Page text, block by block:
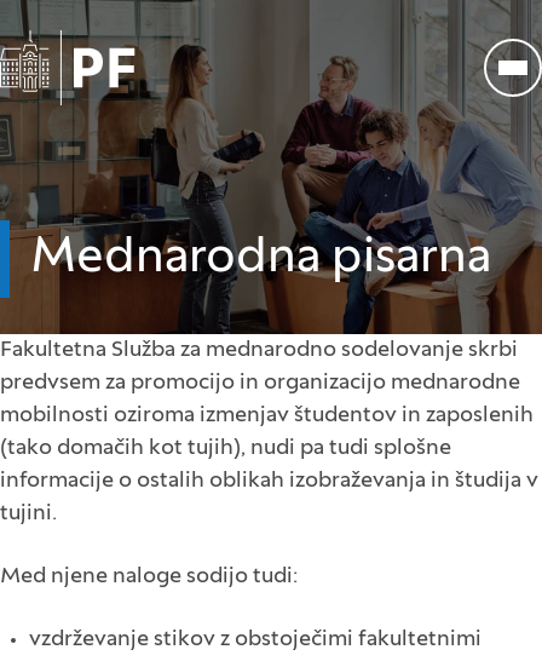
Na začetno stran
Mednarodna pisarna
Fakultetna Služba za mednarodno sodelovanje skrbi
predvsem za promocijo in organizacijo mednarodne
mobilnosti oziroma izmenjav študentov in zaposlenih
(tako domačih kot tujih), nudi pa tudi splošne
informacije o ostalih oblikah izobraževanja in študija v
tujini.
Med njene naloge sodijo tudi:
vzdrževanje stikov z obstoječimi fakultetnimi